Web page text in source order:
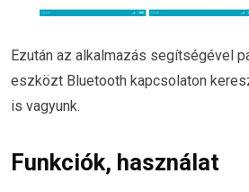
Ezután az alkalmazás segítségével
eszközt Bluetooth kapcsolaton
is vagyunk.
Funkciók, használat